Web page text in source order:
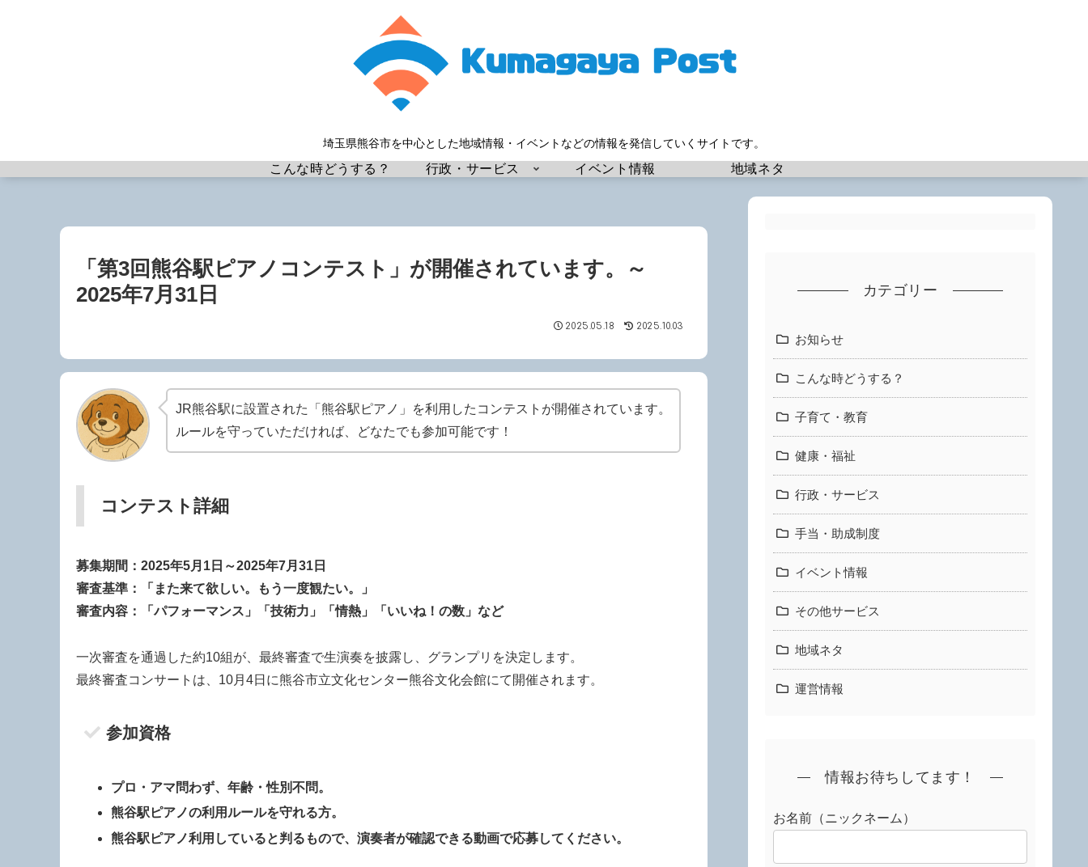
埼玉県熊谷市を中心とした地域情報・イベントなどの情報を発信していくサイトです。
こんな時どうする？ 行政・サービス イベント情報 地域ネタ
「第3回熊谷駅ピアノコンテスト」が開催されています。～
2025年7月31日
2025.05.18 2025.10.03
JR熊谷駅に設置された「熊谷駅ピアノ」を利用したコンテストが開催されています。
ルールを守っていただければ、どなたでも参加可能です！
コンテスト詳細
募集期間：2025年5月1日～2025年7月31日
審査基準：「また来て欲しい。もう一度観たい。」
審査内容：「パフォーマンス」「技術力」「情熱」「いいね！の数」など
一次審査を通過した約10組が、最終審査で生演奏を披露し、グランプリを決定します。
最終審査コンサートは、10月4日に熊谷市立文化センター熊谷文化会館にて開催されます。
参加資格
プロ・アマ問わず、年齢・性別不問。
熊谷駅ピアノの利用ルールを守れる方。
熊谷駅ピアノ利用していると判るもので、演奏者が確認できる動画で応募してください。
カテゴリー
お知らせ
こんな時どうする？
子育て・教育
健康・福祉
行政・サービス
手当・助成制度
イベント情報
その他サービス
地域ネタ
運営情報
情報お待ちしてます！
お名前（ニックネーム）